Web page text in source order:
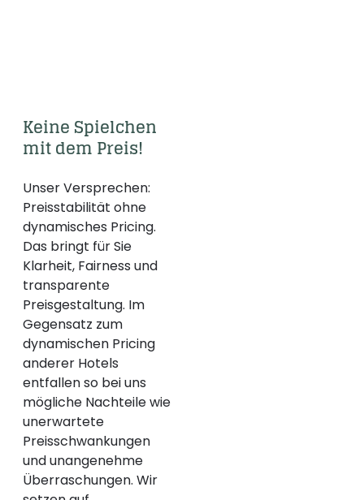
Keine Spielchen
mit dem Preis!
Unser Versprechen:
Preisstabilität ohne
dynamisches Pricing.
Das bringt für Sie
Klarheit, Fairness und
transparente
Preisgestaltung. Im
Gegensatz zum
dynamischen Pricing
anderer Hotels
entfallen so bei uns
mögliche Nachteile wie
unerwartete
Preisschwankungen
und unangenehme
Überraschungen. Wir